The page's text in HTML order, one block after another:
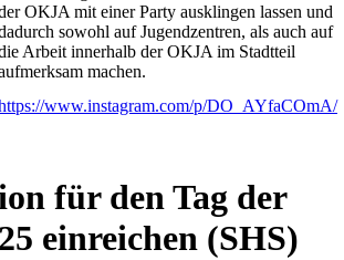
OKJA mit einer Party ausklingen lassen und
sowohl auf Jugendzentren, als auch auf
Arbeit innerhalb der OKJA im Stadtteil
machen.
www.instagram.com/p/DO_AYfaCOmA/
für den Tag der
einreichen (SHS)